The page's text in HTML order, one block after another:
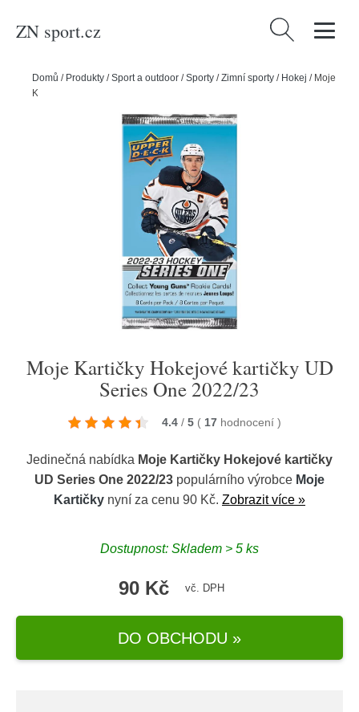
ZN sport.cz Vyhledávání
Domů / Produkty /Sport a outdoor /Sporty /Zimní sporty / Hokej / Moje
Kartičky Hokejové kartičky UD Series One 2022/23
Moje Kartičky Hokejové kartičky UD
Series One 2022/23
4.4 / 5 ( 17 hodnocení )
Jedinečná nabídka Moje Kartičky Hokejové kartičky
UD Series One 2022/23 populárního výrobce Moje
Kartičky nyní za cenu 90 Kč. Zobrazit více »
Dostupnost: Skladem > 5 ks
90 Kč vč. DPH
DO OBCHODU »